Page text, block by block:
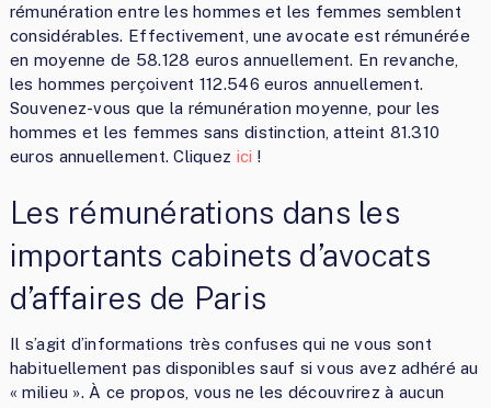
rémunération entre les hommes et les femmes semblent
considérables. Effectivement, une avocate est rémunérée
en moyenne de 58.128 euros annuellement. En revanche,
les hommes perçoivent 112.546 euros annuellement.
Souvenez-vous que la rémunération moyenne, pour les
hommes et les femmes sans distinction, atteint 81.310
euros annuellement. Cliquez ici !
Les rémunérations dans les
importants cabinets d’avocats
d’affaires de Paris
Il s’agit d’informations très confuses qui ne vous sont
habituellement pas disponibles sauf si vous avez adhéré au
« milieu ». À ce propos, vous ne les découvrirez à aucun